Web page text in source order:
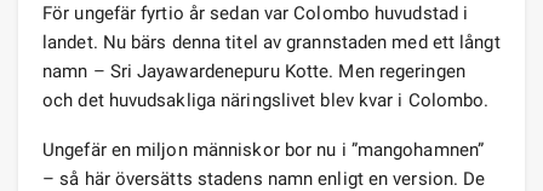
För ungefär fyrtio år sedan var Colombo huvudstad i
landet. Nu bärs denna titel av grannstaden med ett långt
namn – Sri Jayawardenepuru Kotte. Men regeringen
och det huvudsakliga näringslivet blev kvar i Colombo.
Ungefär en miljon människor bor nu i ”mangohamnen”
– så här översätts stadens namn enligt en version. De